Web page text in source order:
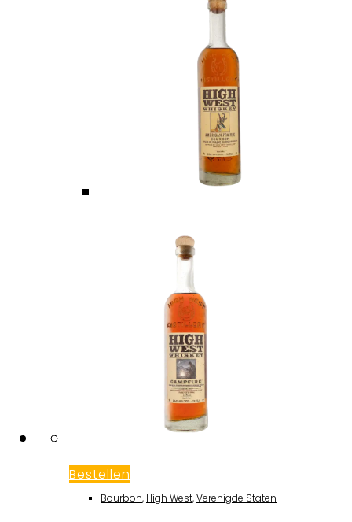
Bestellen
Bourbon, High West,Verenigde Staten